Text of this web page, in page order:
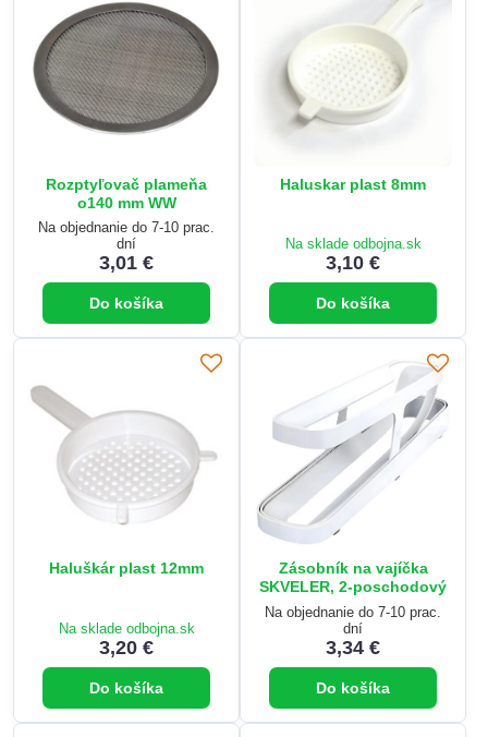
Rozptyľovač plameňa
o140 mm WW
Na objednanie do 7-10 prac.
dní
3,01 €
Do košíka
Haluskar plast 8mm
Na sklade odbojna.sk
3,10 €
Do košíka
Haluškár plast 12mm
Na sklade odbojna.sk
3,20 €
Do košíka
Zásobník na vajíčka
SKVELER, 2-poschodový
Na objednanie do 7-10 prac.
dní
3,34 €
Do košíka